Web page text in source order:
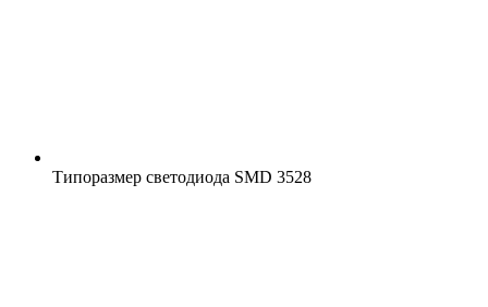
Типоразмер светодиода SMD 3528